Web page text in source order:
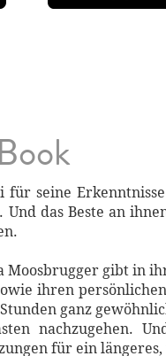
seine
das Beste an
Moosbrugger gibt in
ihren
ganz
nachzugehen.
für ein